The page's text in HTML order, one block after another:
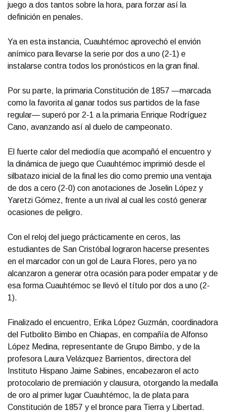
juego a dos tantos sobre la hora, para forzar así la
definición en penales.
Ya en esta instancia, Cuauhtémoc aprovechó el envión
anímico para llevarse la serie por dos a uno (2-1) e
instalarse contra todos los pronósticos en la gran final.
Por su parte, la primaria Constitución de 1857 —marcada
como la favorita al ganar todos sus partidos de la fase
regular— superó por 2-1 a la primaria Enrique Rodríguez
Cano, avanzando así al duelo de campeonato.
El fuerte calor del mediodía que acompañó el encuentro y
la dinámica de juego que Cuauhtémoc imprimió desde el
silbatazo inicial de la final les dio como premio una ventaja
de dos a cero (2-0) con anotaciones de Joselin López y
Yaretzi Gómez, frente a un rival al cual les costó generar
ocasiones de peligro.
Con el reloj del juego prácticamente en ceros, las
estudiantes de San Cristóbal lograron hacerse presentes
en el marcador con un gol de Laura Flores, pero ya no
alcanzaron a generar otra ocasión para poder empatar y de
esa forma Cuauhtémoc se llevó el título por dos a uno (2-
1).
Finalizado el encuentro, Erika López Guzmán, coordinadora
del Futbolito Bimbo en Chiapas, en compañía de Alfonso
López Medina, representante de Grupo Bimbo, y de la
profesora Laura Velázquez Barrientos, directora del
Instituto Hispano Jaime Sabines, encabezaron el acto
protocolario de premiación y clausura, otorgando la medalla
de oro al primer lugar Cuauhtémoc, la de plata para
Constitución de 1857 y el bronce para Tierra y Libertad.